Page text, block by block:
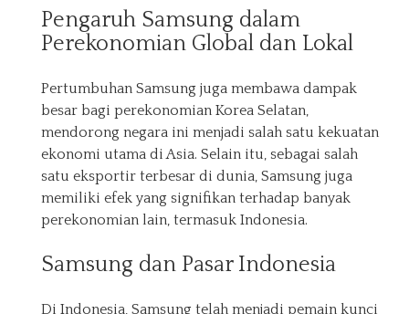
Pengaruh Samsung dalam
Perekonomian Global dan Lokal
Pertumbuhan Samsung juga membawa dampak
besar bagi perekonomian Korea Selatan,
mendorong negara ini menjadi salah satu kekuatan
ekonomi utama di Asia. Selain itu, sebagai salah
satu eksportir terbesar di dunia, Samsung juga
memiliki efek yang signifikan terhadap banyak
perekonomian lain, termasuk Indonesia.
Samsung dan Pasar Indonesia
Di Indonesia, Samsung telah menjadi pemain kunci